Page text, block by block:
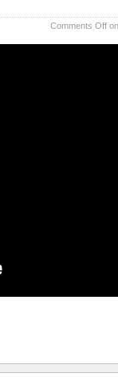
Comments Off